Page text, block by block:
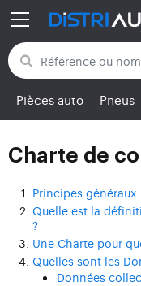
Retour aux
Pièces auto Pneus
Charte de
Principes généraux
Quelle est la
?
Une Charte pour
Quelles sont les
Données